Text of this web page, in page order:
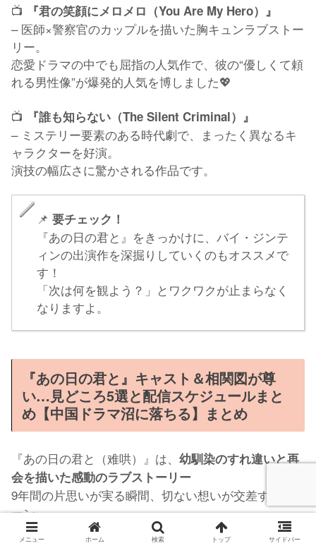
📺
『君の笑顔にメロメロ（You Are My Hero）』
– 医師×警察官のカップルを描いた胸キュンラブストー
リー。
恋愛ドラマの中でも屈指の人気作で、彼の“優しくて頼
れる男性像”が爆発的人気を博しました💖
📺
『誰も知らない（The Silent Criminal）』
– ミステリー要素のある時代劇で、まったく異なるキ
ャラクターを好演。
演技の幅広さに驚かされる作品です。
📌 要チェック！
『あの日の君と』をきっかけに、バイ・ジンテ
ィンの出演作を深掘りしていくのもオススメで
す！
「次は何を観よう？」とワクワクが止まらなく
なりますよ。
『あの日の君と』キャスト＆相関図が尊
い…見どころ5選と配信スケジュールまと
め【中国ドラマ沼に落ちる】 まとめ
『あの日の君と（难哄）』は、 幼馴染のすれ違いと再
会を描いた感動のラブストーリー
9年間の片思いが実る瞬間、切ない想いが交差するシ
ーン…
涙なしでは見られない、心に響く物語 です！
メニュー ホーム 検索 トップ サイドバー